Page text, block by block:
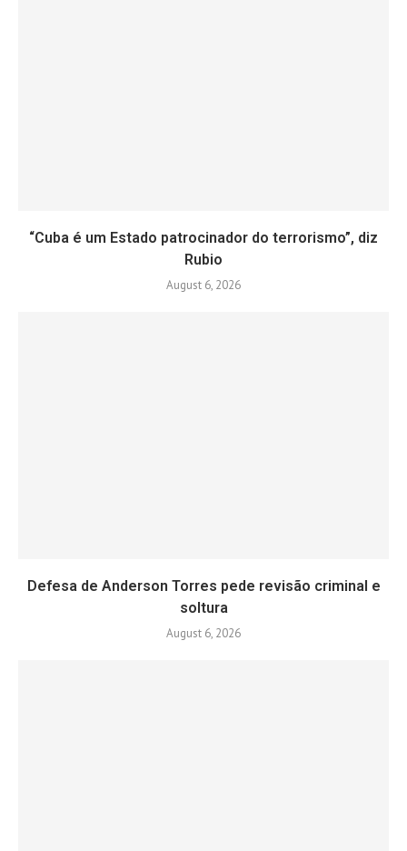
“Cuba é um Estado patrocinador do terrorismo”, diz
Rubio
August 6, 2026
Defesa de Anderson Torres pede revisão criminal e
soltura
August 6, 2026